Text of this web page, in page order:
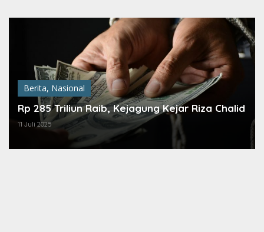
Berita, Nasional
Rp 285 Triliun Raib, Kejagung Kejar Riza Chalid
11 Juli 2025